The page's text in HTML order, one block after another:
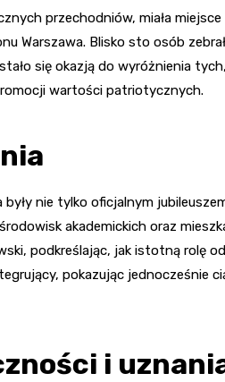
przechodniów, miała
Warszawa. Blisko sto osób
się okazją do wyróżnienia
wartości patriotycznych.
nie tylko oficjalnym
akademickich oraz
podkreślając, jak istotną rolę
pokazując jednocześnie
i